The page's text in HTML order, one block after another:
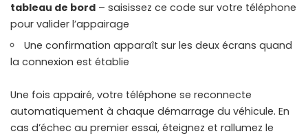
tableau de bord – saisissez ce code sur votre téléphone
pour valider l’appairage
Une confirmation apparaît sur les deux écrans quand
la connexion est établie
Une fois appairé, votre téléphone se reconnecte
automatiquement à chaque démarrage du véhicule. En
cas d’échec au premier essai, éteignez et rallumez le